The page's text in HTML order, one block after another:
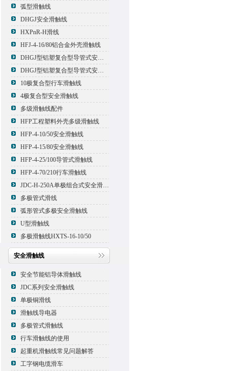
弧型滑触线
DHGJ安全滑触线
HXPnR-H滑线
HFJ-4-16/80铝合金外壳滑触线
DHGJ型铝塑复合型导管式安全滑触线
DHGJ型铝塑复合型导管式安全滑触线
10极复合型行车滑触线
4极复合型安全滑触线
多级滑触线配件
HFP工程塑料外壳多级滑触线
HFP-4-10/50安全滑触线
HFP-4-15/80安全滑触线
HFP-4-25/100导管式滑触线
HFP-4-70/210行车滑触线
JDC-H-250A单极组合式安全滑触线
多极管式滑线
弧形管式多极安全滑触线
U型滑触线
多极滑触线HXTS-16-10/50
安全滑触线
安全节能铝导体滑触线
JDC系列安全滑触线
单极铜滑线
滑触线导电器
多极管式滑触线
行车滑触线的使用
起重机滑触线常见问题解答
工字钢电缆滑车